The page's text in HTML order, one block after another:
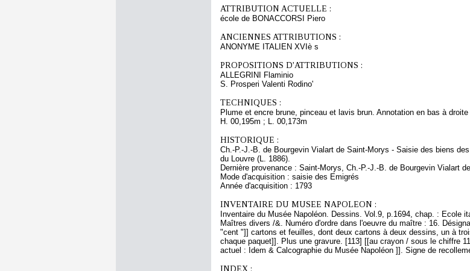
ATTRIBUTION ACTUELLE :
école de BONACCORSI Piero
ANCIENNES ATTRIBUTIONS :
ANONYME ITALIEN XVIè s
PROPOSITIONS D'ATTRIBUTIONS :
ALLEGRINI Flaminio
S. Prosperi Valenti Rodino'
TECHNIQUES :
Plume et encre brune, pinceau et lavis brun. Annotation en bas à
H. 00,195m ; L. 00,173m
HISTORIQUE :
Ch.-P.-J.-B. de Bourgevin Vialart de Saint-Morys - Saisie des biens
du Louvre (L. 1886).
Dernière provenance : Saint-Morys, Ch.-P.-J.-B. de Bourgevin Vialart de
Mode d'acquisition : saisie des Emigrés
Année d'acquisition : 1793
INVENTAIRE DU MUSEE NAPOLEON :
Inventaire du Musée Napoléon. Dessins. Vol.9, p.1694, chap. : Ecole
Maîtres divers /&. Numéro d'ordre dans l'oeuvre du maître : 16.
"cent "]] cartons et feuilles, dont deux cartons à deux dessins, un à
chaque paquet]]. Plus une gravure. [113] [[au crayon / sous le chiffre
actuel : Idem & Calcographie du Musée Napoléon ]]. Signe de
INDEX :